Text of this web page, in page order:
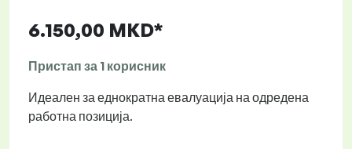
6.150,00 MKD*
Пристап за 1 корисник
Идеален за еднократна евалуација на одредена
работна позиција.